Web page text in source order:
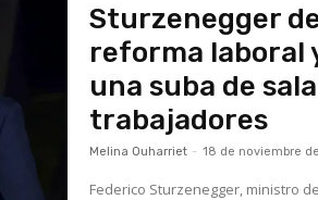
Sturzenegger
reforma laboral
una suba de
trabajadores
Melina Ouharriet - 18 de noviembre
Federico Sturzenegger, ministro